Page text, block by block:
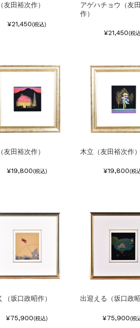
友田裕次作）
¥21,450(税込)
アゲハチョウ（友
作）
¥21,450(税
友田裕次作）
¥19,800(税込)
木立（友田裕次作）
¥19,800(税
（坂口政昭作）
¥75,900(税込)
出迎える（坂口政昭
¥75,900(税